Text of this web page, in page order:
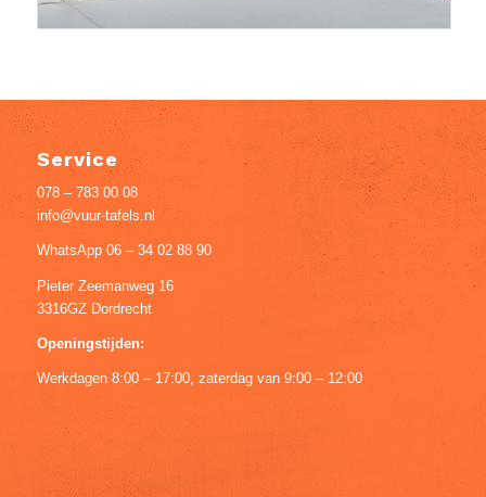
Service
078 – 783 00 08
info@vuur-tafels.nl
WhatsApp 06 – 34 02 88 90
Pieter Zeemanweg 16
3316GZ Dordrecht
Openingstijden:
Werkdagen 8:00 – 17:00, zaterdag van 9:00 – 12:00